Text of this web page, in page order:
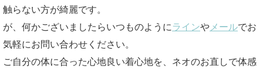
触らない方が綺麗です。
が、何かございましたらいつものように ラインや メールでお
気軽にお問い合わせください。
ご自分の体に合った心地良い着心地を、ネオのお直しで体感